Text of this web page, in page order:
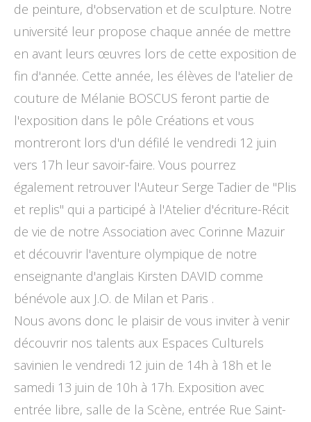
de peinture, d'observation et de sculpture. Notre
université leur propose chaque année de mettre
en avant leurs œuvres lors de cette exposition de
fin d'année. Cette année, les élèves de l'atelier de
couture de Mélanie BOSCUS feront partie de
l'exposition dans le pôle Créations et vous
montreront lors d'un défilé le vendredi 12 juin
vers 17h leur savoir-faire. Vous pourrez
également retrouver l'Auteur Serge Tadier de "Plis
et replis" qui a participé à l'Atelier d'écriture-Récit
de vie de notre Association avec Corinne Mazuir
et découvrir l'aventure olympique de notre
enseignante d'anglais Kirsten DAVID comme
bénévole aux J.O. de Milan et Paris .
Nous avons donc le plaisir de vous inviter à venir
découvrir nos talents aux Espaces Culturels
savinien le vendredi 12 juin de 14h à 18h et le
samedi 13 juin de 10h à 17h. Exposition avec
entrée libre, salle de la Scène, entrée Rue Saint-